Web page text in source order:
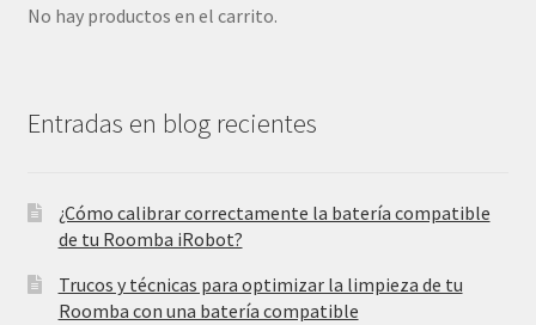
No hay productos en el carrito.
Entradas en blog recientes
¿Cómo calibrar correctamente la batería compatible
de tu Roomba iRobot?
Trucos y técnicas para optimizar la limpieza de tu
Roomba con una batería compatible